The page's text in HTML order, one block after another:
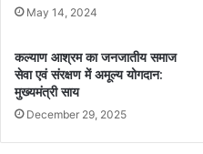
May 14, 2024
कल्याण आश्रम का जनजातीय समाज
सेवा एवं संरक्षण में अमूल्य योगदान:
मुख्यमंत्री साय
December 29, 2025